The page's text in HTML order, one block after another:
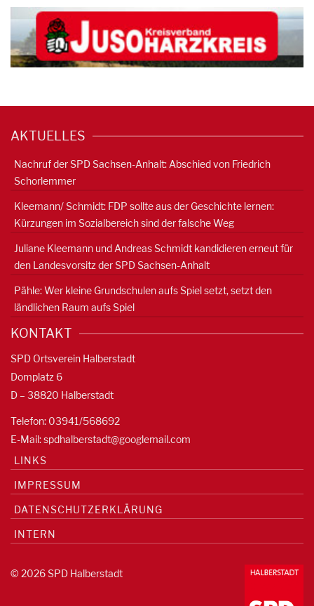
AKTUELLES
Nachruf der SPD Sachsen-Anhalt: Abschied von Friedrich
Schorlemmer
Kleemann/ Schmidt: FDP sollte aus der Geschichte lernen:
Kürzungen im Sozialbereich sind der falsche Weg
Juliane Kleemann und Andreas Schmidt kandidieren erneut für
den Landesvorsitz der SPD Sachsen-Anhalt
Pähle: Wer kleine Grundschulen aufs Spiel setzt, setzt den
ländlichen Raum aufs Spiel
KONTAKT
SPD Ortsverein Halberstadt
Domplatz 6
D – 38820 Halberstadt
Telefon: 03941/568692
E-Mail:spdhalberstadt@googlemail.com
LINKS
IMPRESSUM
DATENSCHUTZERKLÄRUNG
INTERN
© 2026 SPD Halberstadt